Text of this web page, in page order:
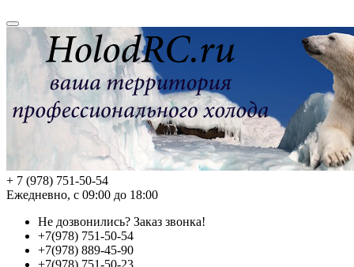
+ 7 (978) 751-50-54
Ежедневно, с 09:00 до 18:00
Не дозвонились? Заказ звонка!
+7(978) 751-50-54
+7(978) 889-45-90
+7(978) 751-50-23